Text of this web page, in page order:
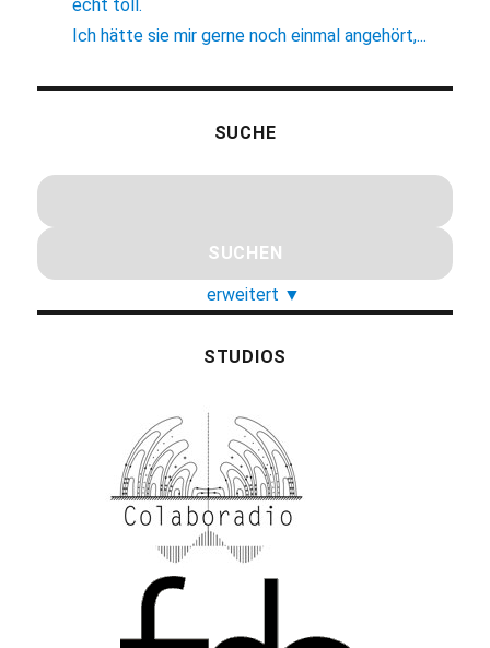
echt toll.
Ich hätte sie mir gerne noch einmal angehört,...
SUCHE
erweitert ▼
STUDIOS